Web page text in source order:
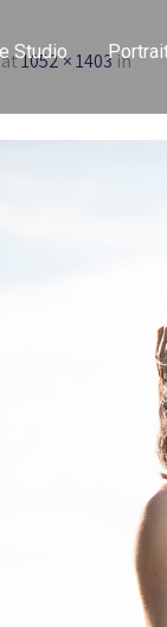
Studio
1052 × 1403 in